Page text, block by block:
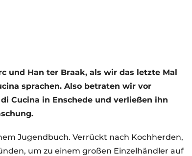
und Han ter Braak, als wir das letzte Mal
sprachen. Also betraten wir vor
Cucina in Enschede und verließen ihn
Jugendbuch. Verrückt nach Kochherden,
um zu einem großen Einzelhändler auf